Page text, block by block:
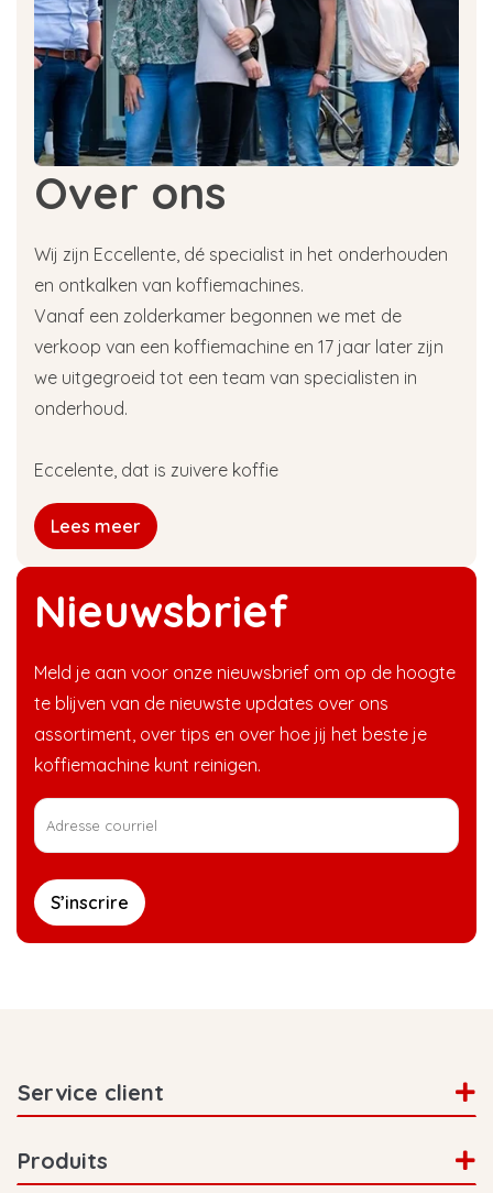
Nieuwsbrief
Meld je aan voor onze nieuwsbrief om op de hoogte
te blijven van de nieuwste updates over ons
assortiment, over tips en over hoe jij het beste je
koffiemachine kunt reinigen.
S’inscrire
Over ons
Wij zijn Eccellente, dé specialist in het onderhouden
en ontkalken van koffiemachines.
Vanaf een zolderkamer begonnen we met de
verkoop van een koffiemachine en 17 jaar later zijn
we uitgegroeid tot een team van specialisten in
onderhoud.
Eccelente, dat is zuivere koffie
Lees meer
Service client
Produits